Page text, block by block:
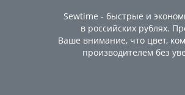
Sewtime - быстрые и
в российских рублях.
Ваше внимание, что цвет,
производителем без